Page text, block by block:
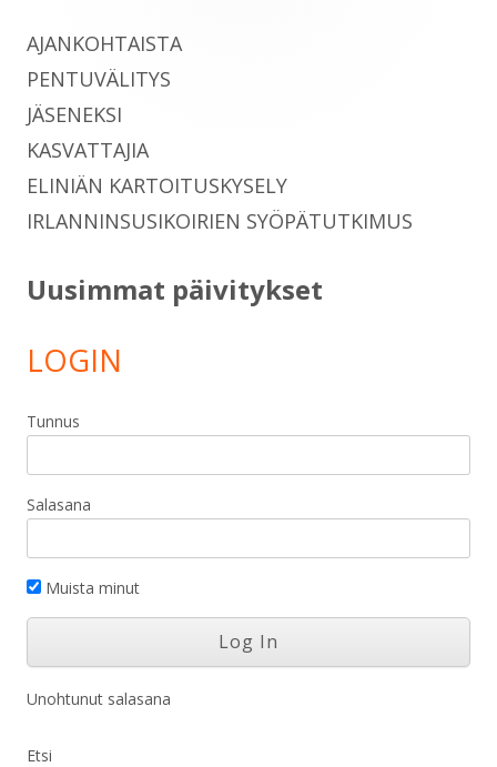
AJANKOHTAISTA
PENTUVÄLITYS
JÄSENEKSI
KASVATTAJIA
ELINIÄN KARTOITUSKYSELY
IRLANNINSUSIKOIRIEN SYÖPÄTUTKIMUS
Uusimmat päivitykset
LOGIN
Tunnus
Salasana
Muista minut
Unohtunut salasana
Etsi